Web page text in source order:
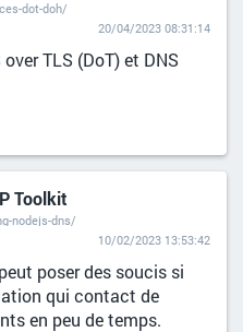
dot-doh/
20/04/2023 08:31:14
TLS (DoT) et DNS
Toolkit
nodejs-dns/
10/02/2023 13:53:42
poser des soucis si
qui contact de
en peu de temps.